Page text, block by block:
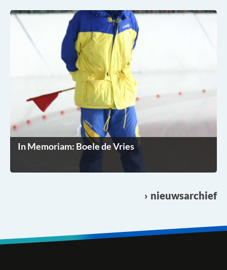
In Memoriam: Boele de Vries
nieuwsarchief